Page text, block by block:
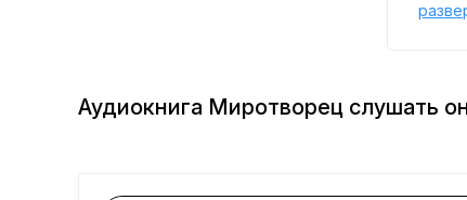
Аудиокнига Миротворец слушать